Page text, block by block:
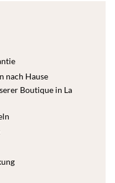
nach Hause
Boutique in La